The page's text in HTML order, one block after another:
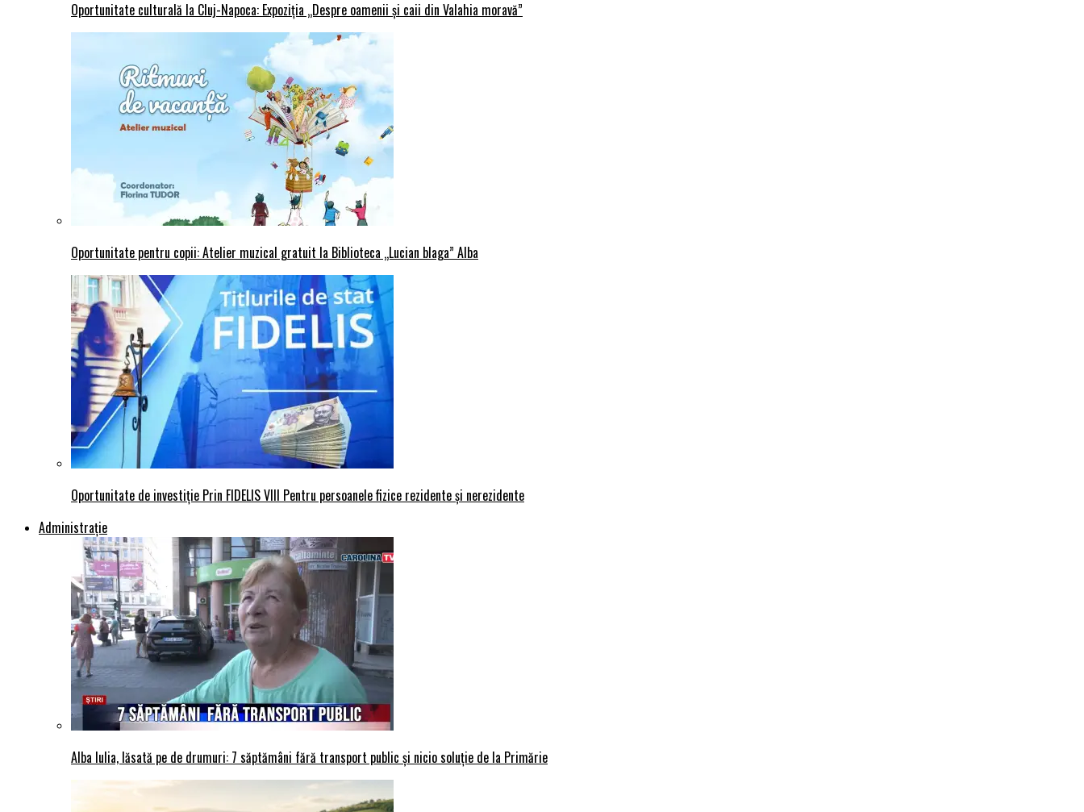
Oportunitate culturală la Cluj-Napoca: Expoziția „Despre oamenii și caii din Valahia moravă”
Oportunitate pentru copii: Atelier muzical gratuit la Biblioteca „Lucian blaga” Alba
Oportunitate de investiție Prin FIDELIS VIII Pentru persoanele fizice rezidente și nerezidente
Administraţie
Alba Iulia, lăsată pe de drumuri: 7 săptămâni fără transport public și nicio soluție de la Primărie